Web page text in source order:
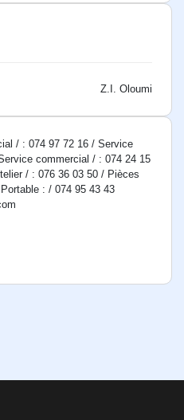
Z.I. Oloumi
/ : 074 97 72 16 / Service
commercial / : 074 24 15
/ : 076 36 03 50 / Pièces
: / 074 95 43 43